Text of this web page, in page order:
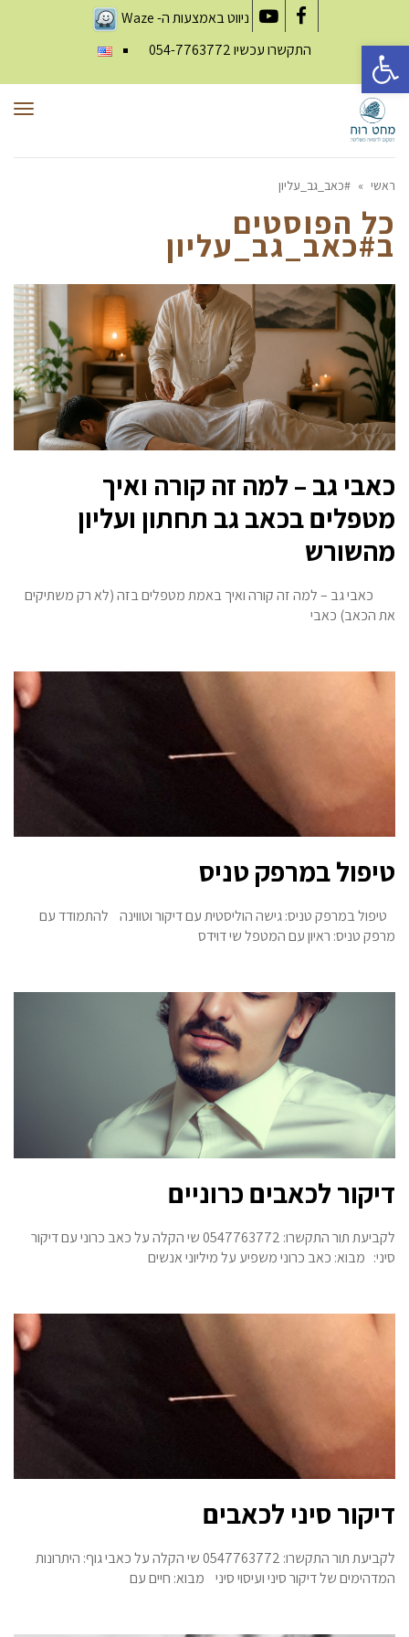
Facebook
YouTube
ניווט באמצעות ה-Waze
התקשרו עכשיו054-7763772
ראשי » #כאב_גב_עליון
כל הפוסטים
ב#כאב_גב_עליון
כאבי גב – למה זה קורה ואיך
מטפלים בכאב גב תחתון ועליון
מהשורש
כאבי גב – למה זה קורה ואיך באמת מטפלים בזה (לא רק משתיקים
את הכאב) כאבי
טיפול במרפק טניס
טיפול במרפק טניס: גישה הוליסטית עם דיקור וטווינה להתמודד עם
מרפק טניס: ראיון עם המטפל שי דוידס
דיקור לכאבים כרוניים
לקביעת תור התקשרו: 0547763772 שי הקלה על כאב כרוני עם דיקור
סיני: מבוא: כאב כרוני משפיע על מיליוני אנשים
דיקור סיני לכאבים
לקביעת תור התקשרו: 0547763772 שי הקלה על כאבי גוף: היתרונות
המדהימים של דיקור סיני ועיסוי סיני מבוא: חיים עם
פתח סרגל נגישות